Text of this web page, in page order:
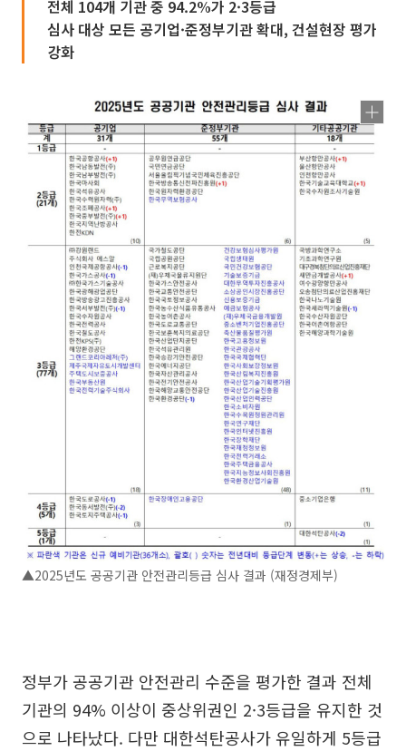
전체 104개 기관 중 94.2%가 2·3등급
심사 대상 모든 공기업·준정부기관 확대, 건설현장 평가
강화
▲2025년도 공공기관 안전관리등급 심사 결과 (재정경제부)
정부가 공공기관 안전관리 수준을 평가한 결과 전체
기관의 94% 이상이 중상위권인 2·3등급을 유지한 것
으로 나타났다. 다만 대한석탄공사가 유일하게 5등급